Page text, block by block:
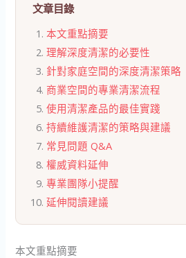
文章目錄
本文重點摘要
理解深度清潔的必要性
針對家庭空間的深度清潔策略
商業空間的專業清潔流程
使用清潔產品的最佳實踐
持續維護清潔的策略與建議
常見問題 Q&A
權威資料延伸
專業團隊小提醒
延伸閱讀建議
本文重點摘要